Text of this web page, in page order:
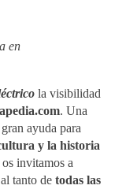
en
la visibilidad
. Una
ayuda para
y la historia
invitamos a
tanto de todas las